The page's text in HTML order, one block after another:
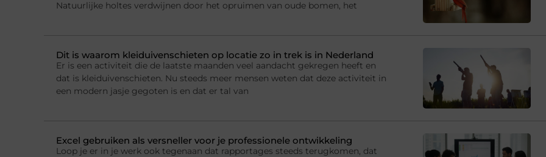
Natuurlijke holtes verdwijnen door het opruimen van oude bomen, het
Dit is waarom kleiduivenschieten op locatie zo in trek is in Nederland
Er is een activiteit die de laatste maanden veel aandacht gekregen heeft en
dat is kleiduivenschieten. Nu steeds meer mensen weten dat deze activiteit in
een modern jasje gegoten is en dat er tal van
Excel gebruiken als versneller voor je professionele ontwikkeling
Loop je er in je werk ook tegenaan dat rapportages steeds terugkomen, dat